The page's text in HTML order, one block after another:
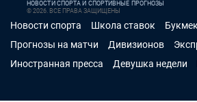
НОВОСТИ СПОРТА И СПОРТИВНЫЕ ПРОГНОЗЫ
© 2026. ВСЕ ПРАВА ЗАЩИЩЕНЫ
Новости спорта Школа ставок
Прогнозы на матчи
Дивизионов
Иностранная пресса
Девушка недели